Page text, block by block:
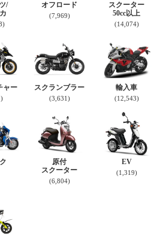
/
オフロード
(7,969)
スクーター
50cc以上
(14,074)
ャー スクランブラー
(3,631)
輸入車
(12,543)
原付
スクーター
(6,804)
EV
(1,319)